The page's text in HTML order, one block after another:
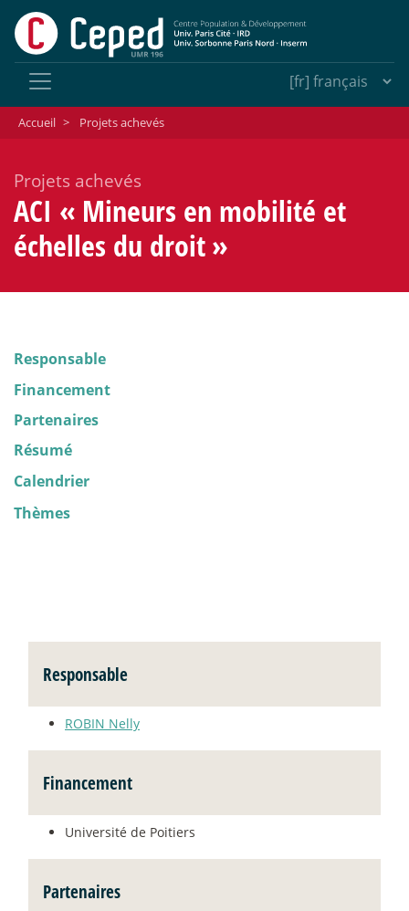
Accueil > Projets achevés
Projets achevés
ACI « Mineurs en mobilité et
échelles du droit»
Responsable
Financement
Partenaires
Résumé
Calendrier
Thèmes
Responsable
ROBIN Nelly
Financement
Université de Poitiers
Partenaires